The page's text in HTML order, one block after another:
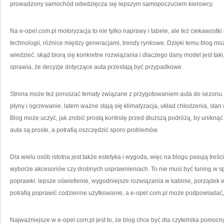
prowadzony samochód odwdzięcza się lepszym samopoczuciem kierowcy.
Na e-opel.com.pl motoryzacja to nie tylko naprawy i tabele, ale też
technologii, różnice między generacjami, trendy rynkowe. Dzięki temu blog
wiedzieć, skąd biorą się konkretne rozwiązania i dlaczego dany model jest
sprawia, że decyzje dotyczące auta przestają być przypadkowe.
Strona może też poruszać tematy związane z przygotowaniem auta do
płyny i ogrzewanie, latem ważne stają się klimatyzacja, układ chłodzenia,
Blog może uczyć, jak zrobić prostą kontrolę przed dłuższą podróżą, by
auta są proste, a potrafią oszczędzić sporo problemów.
Dla wielu osób istotna jest także estetyka i wygoda, więc na blogu pasują
wyborze akcesoriów czy drobnych usprawnieniach. To nie musi być tuning w
poprawki: lepsze oświetlenie, wygodniejsze rozwiązania w kabinie, porządek
potrafią poprawić codzienne użytkowanie, a e-opel.com.pl może
Najważniejsze w e-opel.com.pl jest to, że blog chce być dla czytelnika